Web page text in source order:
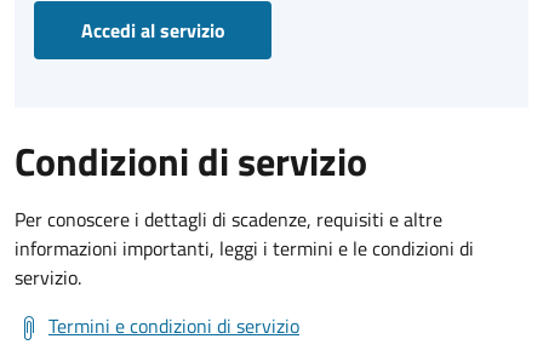
Accedi al servizio
Condizioni di servizio
Per conoscere i dettagli di scadenze, requisiti e altre
informazioni importanti, leggi i termini e le condizioni di
servizio.
Termini e condizioni di servizio